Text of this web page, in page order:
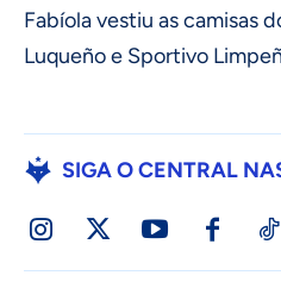
Fabíola vestiu as camisas
Luqueño e Sportivo
SIGA O CENTRAL